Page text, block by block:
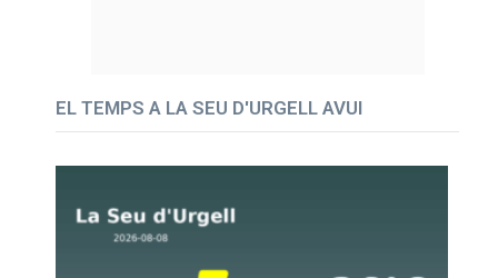
EL TEMPS A LA SEU D'URGELL AVUI